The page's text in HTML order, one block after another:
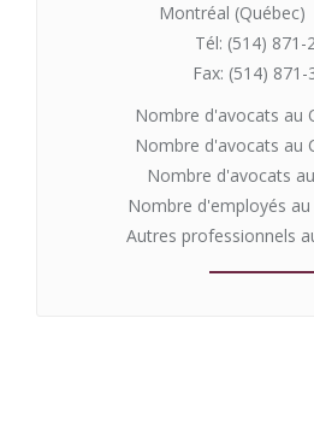
Montréal (Québec)
Tél: (514) 871-
Fax: (514) 871-
Nombre d'avocats au
Nombre d'avocats au
Nombre d'avocats
Nombre d'employés au
Autres professionnels